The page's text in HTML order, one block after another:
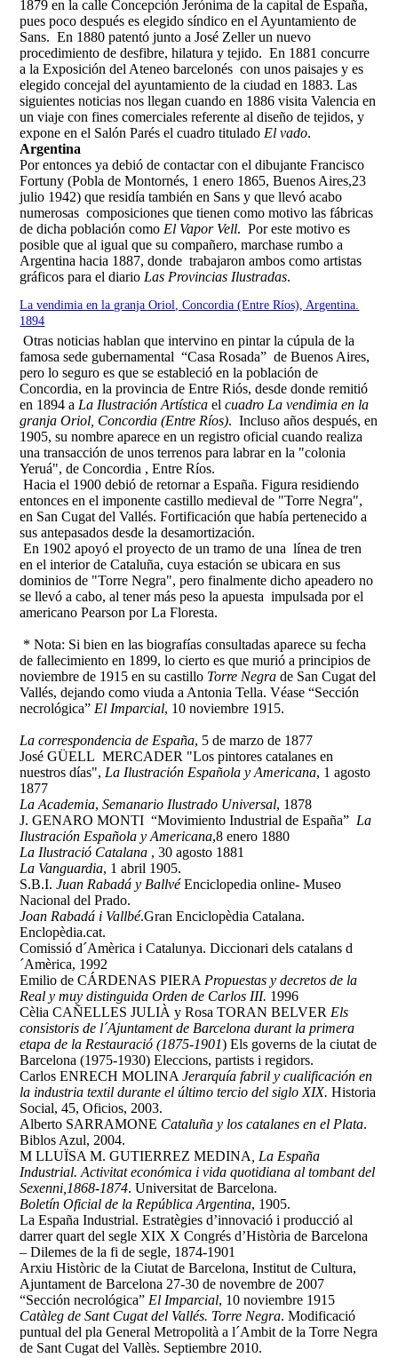
1879 en la calle Concepción Jerónima de la capital de España,
pues poco después es elegido síndico en el Ayuntamiento de
Sans. En 1880 patentó junto a José Zeller un nuevo
procedimiento de desfibre, hilatura y tejido. En 1881 concurre
a la Exposición del Ateneo barcelonés con unos paisajes y es
elegido concejal del ayuntamiento de la ciudad en 1883. Las
siguientes noticias nos llegan cuando en 1886 visita Valencia en
un viaje con fines comerciales referente al diseño de tejidos, y
expone en el Salón Parés el cuadro titulado El vado.
Argentina
Por entonces ya debió de contactar con el dibujante Francisco
Fortuny (Pobla de Montornés, 1 enero 1865, Buenos Aires,23
julio 1942) que residía también en Sans y que llevó acabo
numerosas composiciones que tienen como motivo las fábricas
de dicha población como El Vapor Vell. Por este motivo es
posible que al igual que su compañero, marchase rumbo a
Argentina hacia 1887, donde trabajaron ambos como artistas
gráficos para el diario Las Provincias Ilustradas.
La vendimia en la granja Oriol, Concordia (Entre Ríos), Argentina.
1894
Otras noticias hablan que intervino en pintar la cúpula de la
famosa sede gubernamental “Casa Rosada” de Buenos Aires,
pero lo seguro es que se estableció en la población de
Concordia, en la provincia de Entre Riós, desde donde remitió
en 1894 a La Ilustración Artística elcuadro La vendimia en la
granja Oriol, Concordia (Entre Ríos). Incluso años después, en
1905, su nombre aparece en un registro oficial cuando realiza
una transacción de unos terrenos para labrar en la "colonia
Yeruá", de Concordia , Entre Ríos.
Hacia el 1900 debió de retornar a España. Figura residiendo
entonces en el imponente castillo medieval de "Torre Negra",
en San Cugat del Vallés. Fortificación que había pertenecido a
sus antepasados desde la desamortización.
En 1902 apoyó el proyecto de un tramo de una línea de tren
en el interior de Cataluña, cuya estación se ubicara en sus
dominios de "Torre Negra", pero finalmente dicho apeadero no
se llevó a cabo, al tener más peso la apuesta impulsada por el
americano Pearson por La Floresta.
* Nota: Si bien en las biografías consultadas aparece su fecha
de fallecimiento en 1899, lo cierto es que murió a principios de
noviembre de 1915 en su castillo Torre Negra de San Cugat del
Vallés, dejando como viuda a Antonia Tella. Véase “Sección
necrológica” El Imparcial, 10 noviembre 1915.
La correspondencia de España, 5 de marzo de 1877
José GÜELL MERCADER "Los pintores catalanes en
nuestros días", La Ilustración Española y Americana, 1 agosto
1877
La Academia,Semanario Ilustrado Universal, 1878
J. GENARO MONTI “Movimiento Industrial de España” La
Ilustración Española y Americana,8 enero 1880
La Ilustració Catalana , 30 agosto 1881
La Vanguardia, 1 abril 1905.
S.B.I.Juan Rabadá y BallvéEnciclopedia online- Museo
Nacional del Prado.
Joan Rabadá i Vallbé.Gran Enciclopèdia Catalana.
Enclopèdia.cat.
Comissió d´Amèrica i Catalunya. Diccionari dels catalans d
´Amèrica, 1992
Emilio de CÁRDENAS PIERA Propuestas y decretos de la
Real y muy distinguida Orden de Carlos III. 1996
Cèlia CAÑELLES JULIÀ y Rosa TORAN BELVER Els
consistoris de l´Ajuntament de Barcelona durant la primera
etapa de la Restauració (1875-1901) Els governs de la ciutat de
Barcelona (1975-1930) Eleccions, partists i regidors.
Carlos ENRECH MOLINAJerarquía fabril y cualificación en
la industria textil durante el último tercio del siglo XIX. Historia
Social, 45, Oficios, 2003.
Alberto SARRAMONE Cataluña y los catalanes en el Plata.
Biblos Azul, 2004.
M LLUÏSA M. GUTIERREZ MEDINA
, La España
Industrial. Activitat económica i vida quotidiana al tombant del
Sexenni,1868-1874. Universitat de Barcelona.
Boletín Oficial de la República Argentina, 1905.
La España Industrial. Estratègies d’innovació i producció al
darrer quart del segle XIX X Congrés d’Història de Barcelona
– Dilemes de la fi de segle, 1874-1901
Arxiu Històric de la Ciutat de Barcelona, Institut de Cultura,
Ajuntament de Barcelona 27-30 de novembre de 2007
“Sección necrológica” El Imparcial, 10 noviembre 1915
Catàleg de Sant Cugat del Vallés. Torre Negra. Modificació
puntual del pla General Metropolità a l´Ambit de la Torre Negra
de Sant Cugat del Vallès. Septiembre 2010.